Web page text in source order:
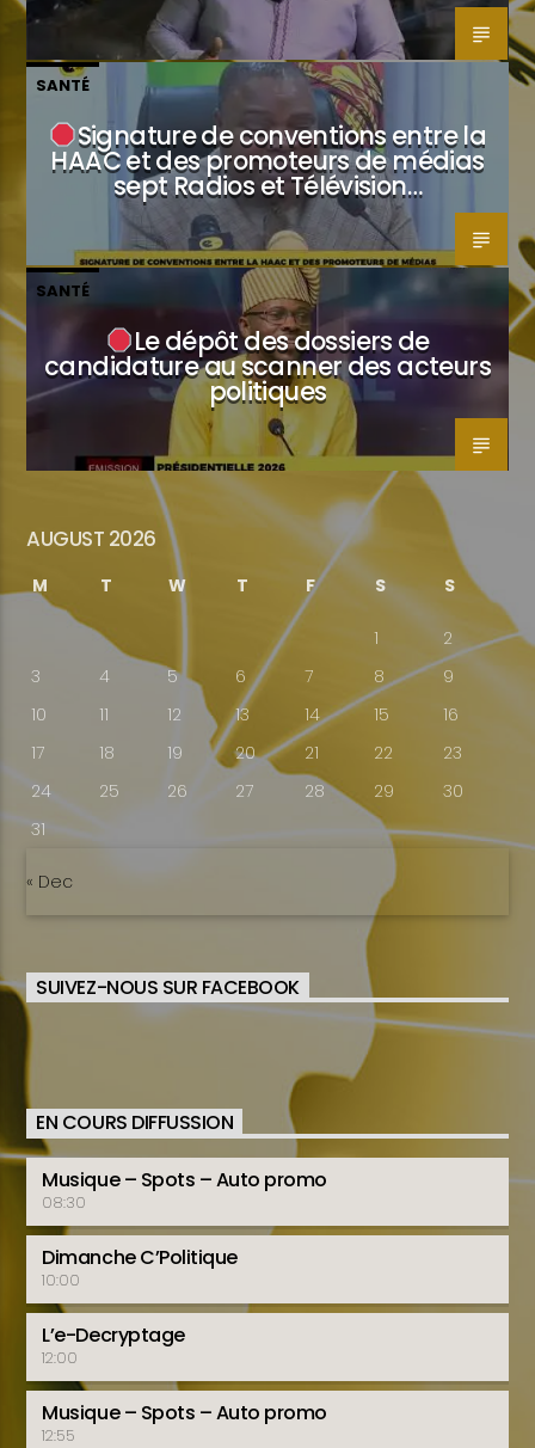
SANTÉ
Signature de conventions entre la
HAAC et des promoteurs de médias
sept Radios et Télévision…
SANTÉ
Le dépôt des dossiers de
candidature au scanner des acteurs
politiques
AUGUST 2026
M T W T F S S
1
2
3
4 5 6 7 8
9
10
11 12 13 14 15
16
17
18 19 20 21 22
23
24
25 26 27 28 29
30
31
« Dec
SUIVEZ-NOUS SUR FACEBOOK
EN COURS DIFFUSSION
Musique – Spots – Auto promo
08:30
Dimanche C’Politique
10:00
L’e-Decryptage
12:00
Musique – Spots – Auto promo
12:55